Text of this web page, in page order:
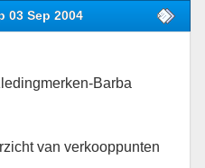
03 Sep 2004
Barba
van verkooppunten